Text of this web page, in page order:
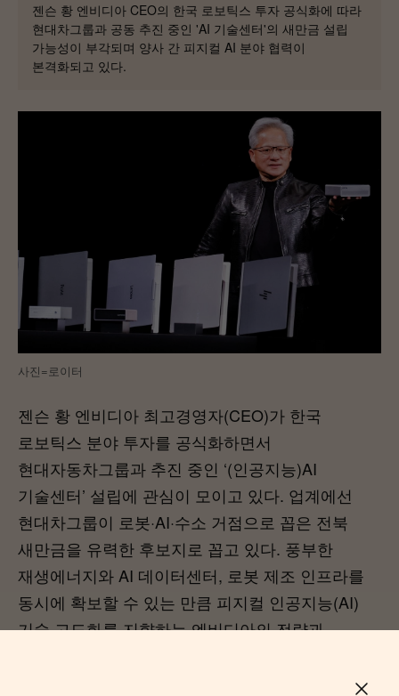
젠슨 황 엔비디아 CEO의 한국 로보틱스 투자 공식화에 따라
현대차그룹과 공동 추진 중인 'AI 기술센터'의 새만금 설립
가능성이 부각되며 양사 간 피지컬 AI 분야 협력이
본격화되고 있다.
사진=로이터
젠슨 황 엔비디아 최고경영자(CEO)가 한국
로보틱스 분야 투자를 공식화하면서
현대자동차그룹과 추진 중인 ‘(인공지능)AI
기술센터’ 설립에 관심이 모이고 있다. 업계에선
현대차그룹이 로봇·AI·수소 거점으로 꼽은 전북
새만금을 유력한 후보지로 꼽고 있다. 풍부한
재생에너지와 AI 데이터센터, 로봇 제조 인프라를
동시에 확보할 수 있는 만큼 피지컬 인공지능(AI)
기술 고도화를 지향하는 엔비디아의 전략과
닫